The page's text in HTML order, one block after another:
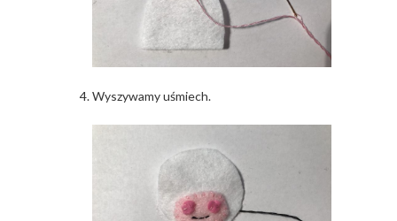
Wyszywamy uśmiech.